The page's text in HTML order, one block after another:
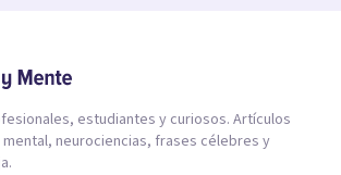
estudiantes y curiosos. Artículos
neurociencias, frases célebres y